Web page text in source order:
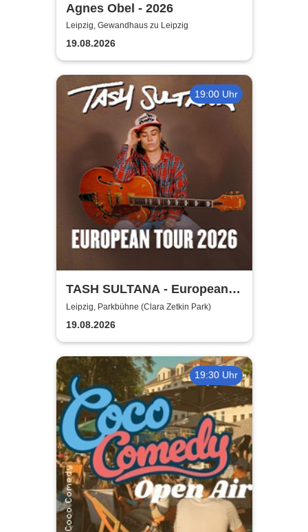
Agnes Obel - 2026
Leipzig, Gewandhaus zu Leipzig
19.08.2026
19:00 Uhr
TASH SULTANA - European
Tour 2026
Leipzig, Parkbühne (Clara Zetkin Park)
19.08.2026
19:30 Uhr